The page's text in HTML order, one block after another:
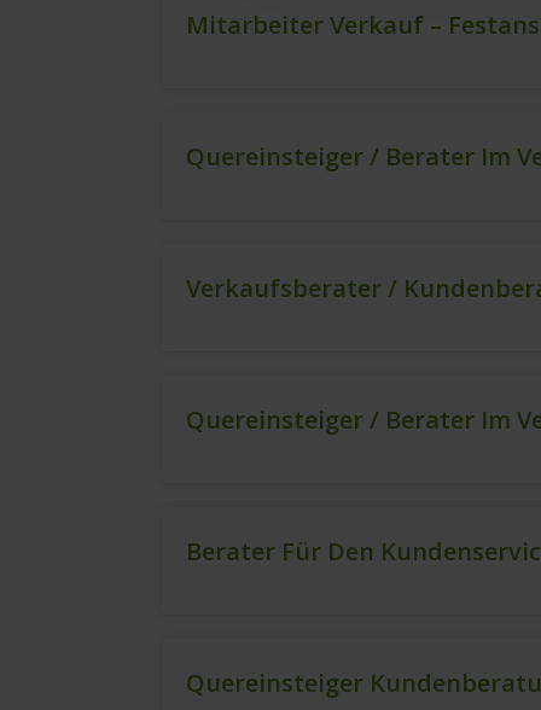
Mitarbeiter Verkauf –
Quereinsteiger / Berater Im
Verkaufsberater /
Quereinsteiger / Berater Im
Berater Für Den
Quereinsteiger